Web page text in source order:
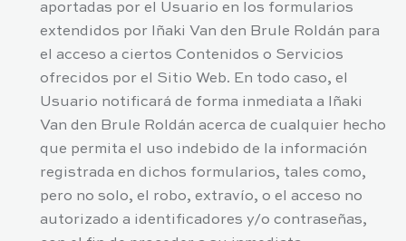
aportadas por el Usuario en los formularios
extendidos por
Iñaki Van den Brule Roldán para
el acceso a ciertos Contenidos o Servicios
ofrecidos por el Sitio Web. En todo caso, el
Usuario notificará de forma inmediata a
Iñaki
Van den Brule Roldán acerca de cualquier hecho
que permita el uso indebido de la información
registrada en dichos formularios, tales como,
pero no solo, el robo, extravío, o el acceso no
autorizado a identificadores y/o contraseñas,